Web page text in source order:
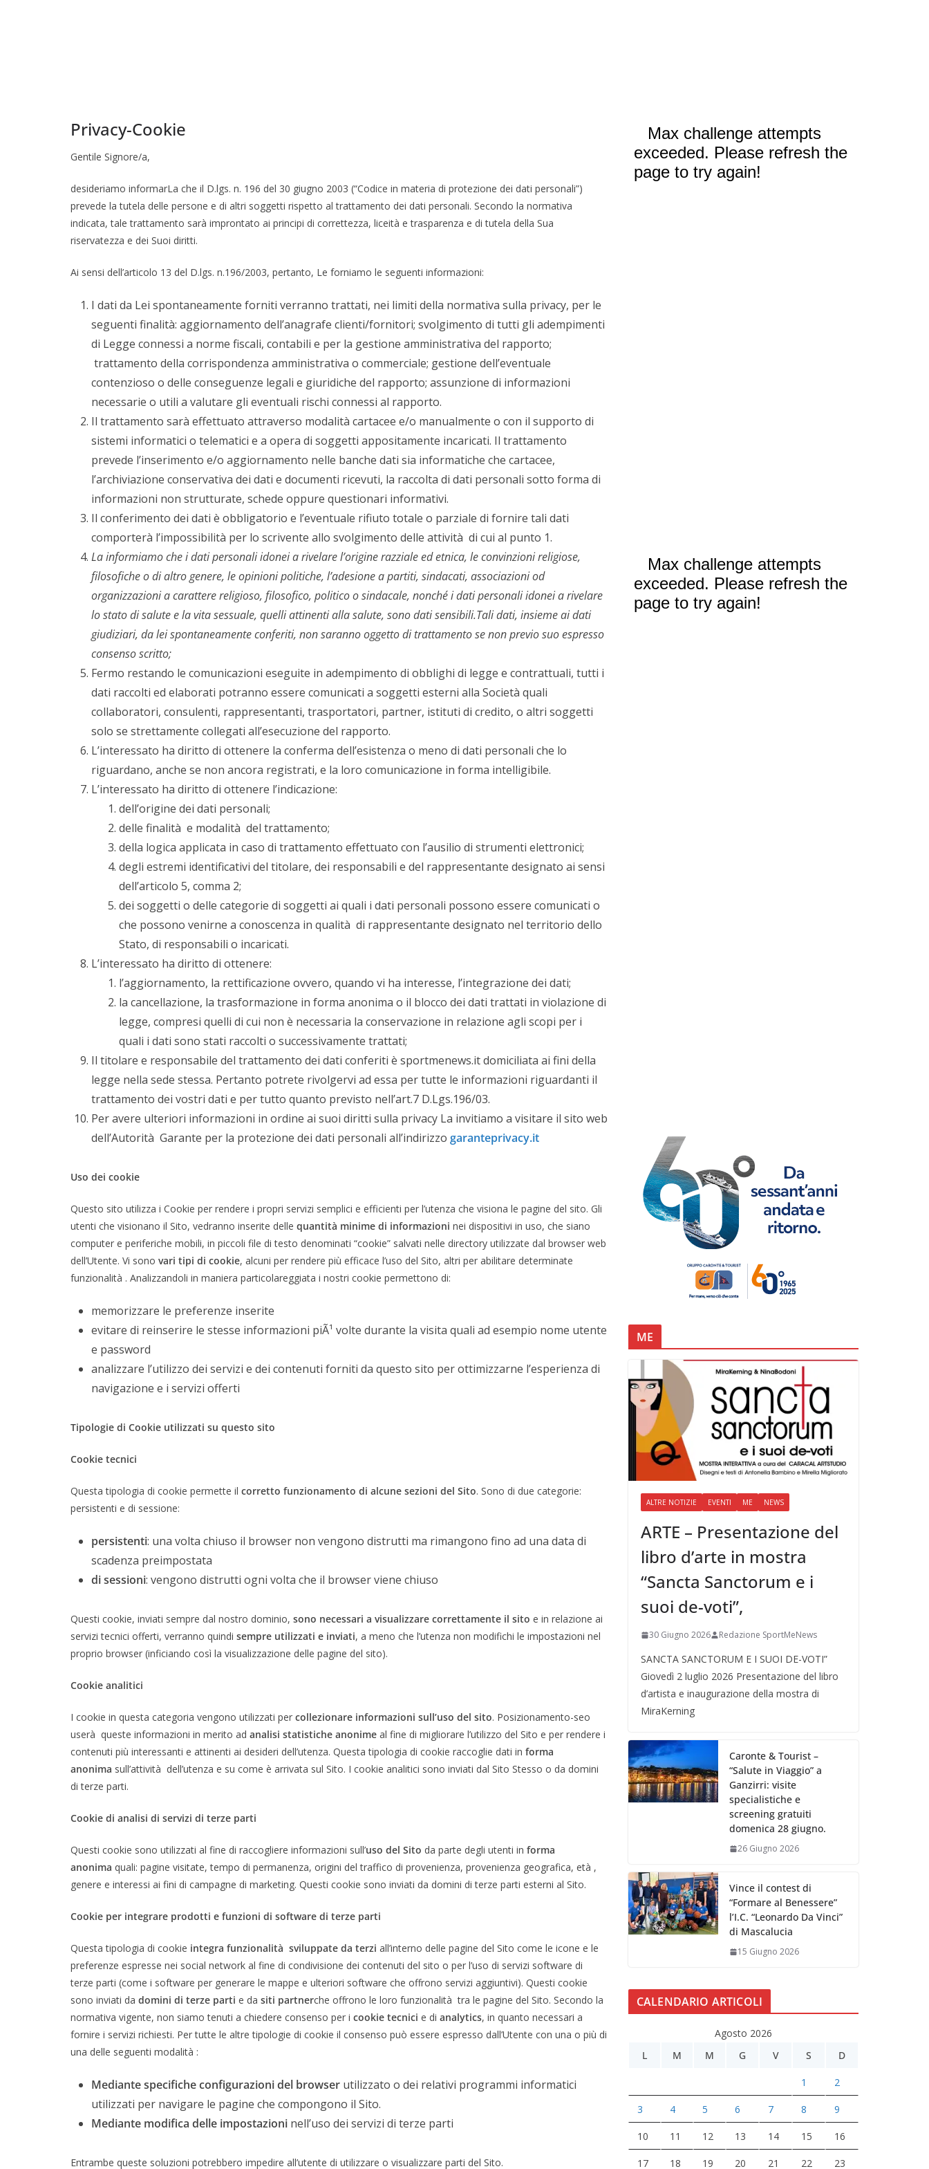
Privacy-Cookie
Gentile Signore/a,
desideriamo informarLa che il D.lgs. n. 196 del 30 giugno 2003 (“Codice in materia di protezione dei dati personali”)
prevede la tutela delle persone e di altri soggetti rispetto al trattamento dei dati personali. Secondo la normativa
indicata, tale trattamento sarà improntato ai principi di correttezza, liceità e trasparenza e di tutela della Sua
riservatezza e dei Suoi diritti.
Ai sensi dell’articolo 13 del D.lgs. n.196/2003, pertanto, Le forniamo le seguenti informazioni:
I dati da Lei spontaneamente forniti verranno trattati, nei limiti della normativa sulla privacy, per le
seguenti finalità: aggiornamento dell’anagrafe clienti/fornitori; svolgimento di tutti gli adempimenti
di Legge connessi a norme fiscali, contabili e per la gestione amministrativa del rapporto;
trattamento della corrispondenza amministrativa o commerciale; gestione dell’eventuale
contenzioso o delle conseguenze legali e giuridiche del rapporto; assunzione di informazioni
necessarie o utili a valutare gli eventuali rischi connessi al rapporto.
Il trattamento sarà effettuato attraverso modalità cartacee e/o manualmente o con il supporto di
sistemi informatici o telematici e a opera di soggetti appositamente incaricati. Il trattamento
prevede l’inserimento e/o aggiornamento nelle banche dati sia informatiche che cartacee,
l’archiviazione conservativa dei dati e documenti ricevuti, la raccolta di dati personali sotto forma di
informazioni non strutturate, schede oppure questionari informativi.
Il conferimento dei dati è obbligatorio e l’eventuale rifiuto totale o parziale di fornire tali dati
comporterà l’impossibilità per lo scrivente allo svolgimento delle attività di cui al punto 1.
La informiamo che i dati personali idonei a rivelare l’origine razziale ed etnica, le convinzioni religiose,
filosofiche o di altro genere, le opinioni politiche, l’adesione a partiti, sindacati, associazioni od
organizzazioni a carattere religioso, filosofico, politico o sindacale, nonché i dati personali idonei a rivelare
lo stato di salute e la vita sessuale, quelli attinenti alla salute, sono dati sensibili.Tali dati, insieme ai dati
giudiziari, da lei spontaneamente conferiti, non saranno oggetto di trattamento se non previo suo espresso
consenso scritto;
Fermo restando le comunicazioni eseguite in adempimento di obblighi di legge e contrattuali, tutti i
dati raccolti ed elaborati potranno essere comunicati a soggetti esterni alla Società quali
collaboratori, consulenti, rappresentanti, trasportatori, partner, istituti di credito, o altri soggetti
solo se strettamente collegati all’esecuzione del rapporto.
L’interessato ha diritto di ottenere la conferma dell’esistenza o meno di dati personali che lo
riguardano, anche se non ancora registrati, e la loro comunicazione in forma intelligibile.
L’interessato ha diritto di ottenere l’indicazione:
dell’origine dei dati personali;
delle finalità e modalità del trattamento;
della logica applicata in caso di trattamento effettuato con l’ausilio di strumenti elettronici;
degli estremi identificativi del titolare, dei responsabili e del rappresentante designato ai sensi
dell’articolo 5, comma 2;
dei soggetti o delle categorie di soggetti ai quali i dati personali possono essere comunicati o
che possono venirne a conoscenza in qualità di rappresentante designato nel territorio dello
Stato, di responsabili o incaricati.
L’interessato ha diritto di ottenere:
l’aggiornamento, la rettificazione ovvero, quando vi ha interesse, l’integrazione dei dati;
la cancellazione, la trasformazione in forma anonima o il blocco dei dati trattati in violazione di
legge, compresi quelli di cui non è necessaria la conservazione in relazione agli scopi per i
quali i dati sono stati raccolti o successivamente trattati;
Il titolare e responsabile del trattamento dei dati conferiti è sportmenews.it domiciliata ai fini della
legge nella sede stessa. Pertanto potrete rivolgervi ad essa per tutte le informazioni riguardanti il
trattamento dei vostri dati e per tutto quanto previsto nell’art.7 D.Lgs.196/03.
Per avere ulteriori informazioni in ordine ai suoi diritti sulla privacy La invitiamo a visitare il sito web
dell’Autorità Garante per la protezione dei dati personali all’indirizzo garanteprivacy.it
Uso dei cookie
Questo sito utilizza i Cookie per rendere i propri servizi semplici e efficienti per l’utenza che visiona le pagine del sito. Gli
utenti che visionano il Sito, vedranno inserite delle quantità minime di informazioni nei dispositivi in uso, che siano
computer e periferiche mobili, in piccoli file di testo denominati “cookie” salvati nelle directory utilizzate dal browser web
dell’Utente. Vi sono vari tipi di cookie, alcuni per rendere più efficace l’uso del Sito, altri per abilitare determinate
funzionalità . Analizzandoli in maniera particolareggiata i nostri cookie permettono di:
memorizzare le preferenze inserite
evitare di reinserire le stesse informazioni piÃ¹ volte durante la visita quali ad esempio nome utente
e password
analizzare l’utilizzo dei servizi e dei contenuti forniti da questo sito per ottimizzarne l’esperienza di
navigazione e i servizi offerti
Tipologie di Cookie utilizzati su questo sito
Cookie tecnici
Questa tipologia di cookie permette il corretto funzionamento di alcune sezioni del Sito. Sono di due categorie:
persistenti e di sessione:
persistenti: una volta chiuso il browser non vengono distrutti ma rimangono fino ad una data di
scadenza preimpostata
di sessioni: vengono distrutti ogni volta che il browser viene chiuso
Questi cookie, inviati sempre dal nostro dominio, sono necessari a visualizzare correttamente il sito e in relazione ai
servizi tecnici offerti, verranno quindi sempre utilizzati e inviati, a meno che l’utenza non modifichi le impostazioni nel
proprio browser (inficiando così la visualizzazione delle pagine del sito).
Cookie analitici
I cookie in questa categoria vengono utilizzati per collezionare informazioni sull’uso del sito. Posizionamento-seo
userà queste informazioni in merito ad analisi statistiche anonime al fine di migliorare l’utilizzo del Sito e per rendere i
contenuti più interessanti e attinenti ai desideri dell’utenza. Questa tipologia di cookie raccoglie dati in forma
anonima sull’attività dell’utenza e su come è arrivata sul Sito. I cookie analitici sono inviati dal Sito Stesso o da domini
di terze parti.
Cookie di analisi di servizi di terze parti
Questi cookie sono utilizzati al fine di raccogliere informazioni sull’uso del Sito da parte degli utenti in forma
anonima quali: pagine visitate, tempo di permanenza, origini del traffico di provenienza, provenienza geografica, età ,
genere e interessi ai fini di campagne di marketing. Questi cookie sono inviati da domini di terze parti esterni al Sito.
Cookie per integrare prodotti e funzioni di software di terze parti
Questa tipologia di cookie integra funzionalità sviluppate da terzi all’interno delle pagine del Sito come le icone e le
preferenze espresse nei social network al fine di condivisione dei contenuti del sito o per l’uso di servizi software di
terze parti (come i software per generare le mappe e ulteriori software che offrono servizi aggiuntivi). Questi cookie
sono inviati da domini di terze parti e da siti partnerche offrono le loro funzionalità tra le pagine del Sito. Secondo la
normativa vigente, non siamo tenuti a chiedere consenso per i cookie tecnici e di analytics, in quanto necessari a
fornire i servizi richiesti. Per tutte le altre tipologie di cookie il consenso può essere espresso dall’Utente con una o più di
una delle seguenti modalità :
Mediante specifiche configurazioni del browser utilizzato o dei relativi programmi informatici
utilizzati per navigare le pagine che compongono il Sito.
Mediante modifica delle impostazioni nell’uso dei servizi di terze parti
Entrambe queste soluzioni potrebbero impedire all’utente di utilizzare o visualizzare parti del Sito.
ME
ALTRE NOTIZIE EVENTI ME NEWS
ARTE – Presentazione del
libro d’arte in mostra
“Sancta Sanctorum e i
suoi de-voti”,
30 Giugno 2026 Redazione SportMeNews
SANCTA SANCTORUM E I SUOI DE-VOTI”
Giovedì 2 luglio 2026 Presentazione del libro
d’artista e inaugurazione della mostra di
MiraKerning
Caronte & Tourist –
“Salute in Viaggio” a
Ganzirri: visite
specialistiche e
screening gratuiti
domenica 28 giugno.
26 Giugno 2026
Vince il contest di
“Formare al Benessere”
l’I.C. “Leonardo Da Vinci”
di Mascalucia
15 Giugno 2026
CALENDARIO ARTICOLI
Agosto 2026
L
M M G V S D
1 2
3 4 5 6 7 8 9
10 11 12 13 14 15 16
17 18 19 20 21 22 23